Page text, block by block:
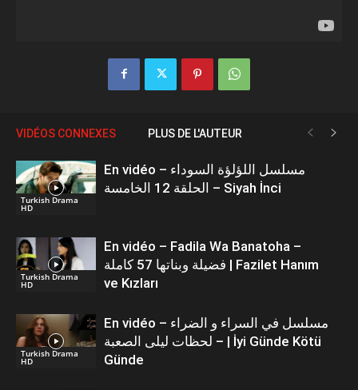
VIDÉOS CONNEXES PLUS DE L'AUTEUR
Turkish Drama
HD
En vidéo – مسلسل اللؤلؤة السوداء
الحلقة 12 الخامسة – Siyah İnci
Turkish Drama
HD
En vidéo – Fadila Wa Banatoha –
فضيلة وبناتها 57 كاملة | Fazilet Hanım
ve Kızları
Turkish Drama
HD
En vidéo – مسلسل في السراء و الضراء
– لحظات ليلى الصعبة | İyi Günde Kötü
Günde